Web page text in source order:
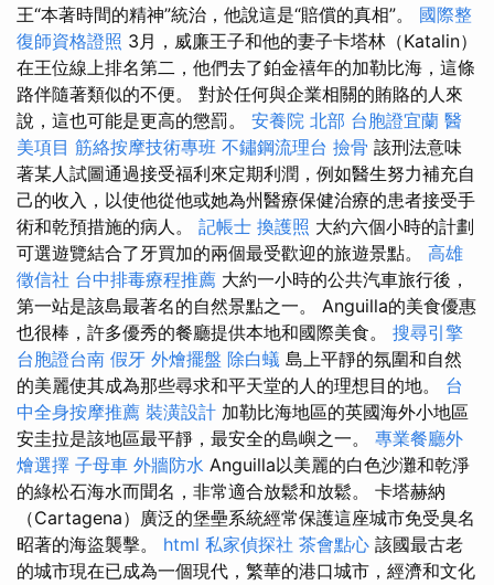
王“本著時間的精神”統治，他說這是“賠償的真相”。 國際整
復師資格證照 3月，威廉王子和他的妻子卡塔林（Katalin）
在王位線上排名第二，他們去了鉑金禧年的加勒比海，這條
路伴隨著類似的不便。 對於任何與企業相關的賄賂的人來
說，這也可能是更高的懲罰。 安養院 北部 台胞證宜蘭 醫
美項目 筋絡按摩技術專班 不鏽鋼流理台 撿骨 該刑法意味
著某人試圖通過接受福利來定期利潤，例如醫生努力補充自
己的收入，以使他從他或她為州醫療保健治療的患者接受手
術和乾預措施的病人。 記帳士 換護照 大約六個小時的計劃
可選遊覽結合了牙買加的兩個最受歡迎的旅遊景點。 高雄
徵信社 台中排毒療程推薦 大約一小時的公共汽車旅行後，
第一站是該島最著名的自然景點之一。 Anguilla的美食優惠
也很棒，許多優秀的餐廳提供本地和國際美食。 搜尋引擎
台胞證台南 假牙 外燴擺盤 除白蟻 島上平靜的氛圍和自然
的美麗使其成為那些尋求和平天堂的人的理想目的地。 台
中全身按摩推薦 裝潢設計 加勒比海地區的英國海外小地區
安圭拉是該地區最平靜，最安全的島嶼之一。 專業餐廳外
燴選擇 子母車 外牆防水 Anguilla以美麗的白色沙灘和乾淨
的綠松石海水而聞名，非常適合放鬆和放鬆。 卡塔赫納
（Cartagena）廣泛的堡壘系統經常保護這座城市免受臭名
昭著的海盜襲擊。 html 私家偵探社 茶會點心 該國最古老
的城市現在已成為一個現代，繁華的港口城市，經濟和文化